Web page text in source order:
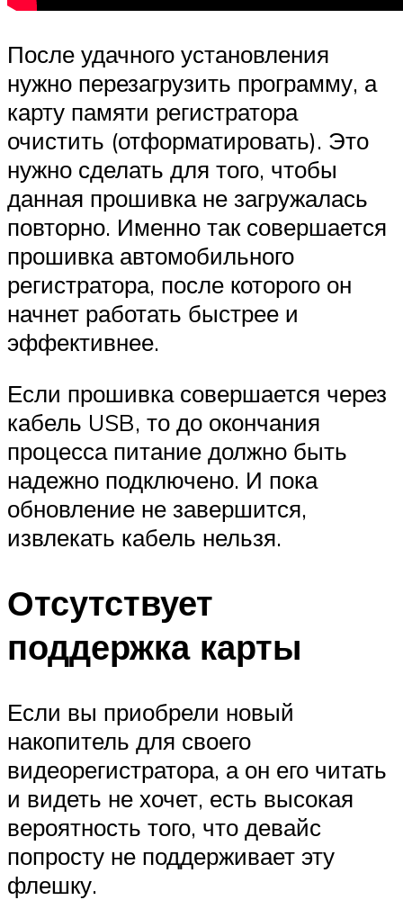
После удачного установления
нужно перезагрузить программу, а
карту памяти регистратора
очистить (отформатировать). Это
нужно сделать для того, чтобы
данная прошивка не загружалась
повторно. Именно так совершается
прошивка автомобильного
регистратора, после которого он
начнет работать быстрее и
эффективнее.
Если прошивка совершается через
кабель USB, то до окончания
процесса питание должно быть
надежно подключено. И пока
обновление не завершится,
извлекать кабель нельзя.
Отсутствует
поддержка карты
Если вы приобрели новый
накопитель для своего
видеорегистратора, а он его читать
и видеть не хочет, есть высокая
вероятность того, что девайс
попросту не поддерживает эту
флешку.